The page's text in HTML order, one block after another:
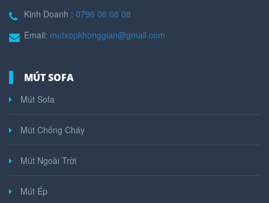
Kinh Doanh : 0796 06 08 08
Email: mutxopkhonggian@gmail.com
MÚT SOFA
Mút Sofa
Mút Chống Cháy
Mút Ngoài Trời
Mút Ép